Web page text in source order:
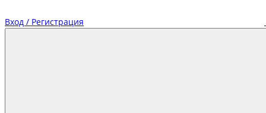
Вход / Регистрация